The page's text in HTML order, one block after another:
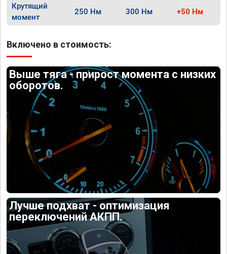
Крутящий
момент
250 Нм 300 Нм +50 Нм
Включено в стоимость:
Выше тяга - прирост момента с низких
оборотов.
Лучше подхват - оптимизация
переключений АКПП.